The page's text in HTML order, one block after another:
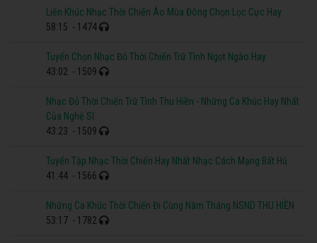
Liên Khúc Nhạc Thời Chiến Áo Mùa Đông Chọn Lọc Cực Hay
58:15 - 1474
Tuyển Chọn Nhạc Đỏ Thời Chiến Trữ Tình Ngọt Ngào Hay
43:02 - 1509
Nhạc Đỏ Thời Chiến Trữ Tình Thu Hiền - Những Ca Khúc Hay Nhất
Của Nghệ Sĩ
43:23 - 1509
Tuyển Tập Nhạc Thời Chiến Hay Nhất Nhạc Cách Mạng Bất Hủ
41:44 - 1566
Những Ca Khúc Thời Chiến Đi Cùng Năm Tháng NSND THU HIỀN
53:17 - 1782